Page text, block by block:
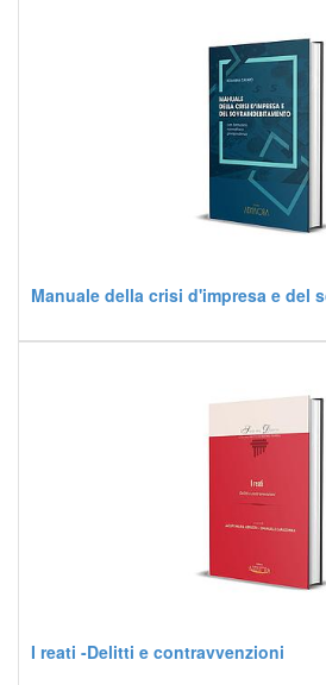
Manuale della crisi d'impresa e del
I reati -Delitti e contravvenzioni